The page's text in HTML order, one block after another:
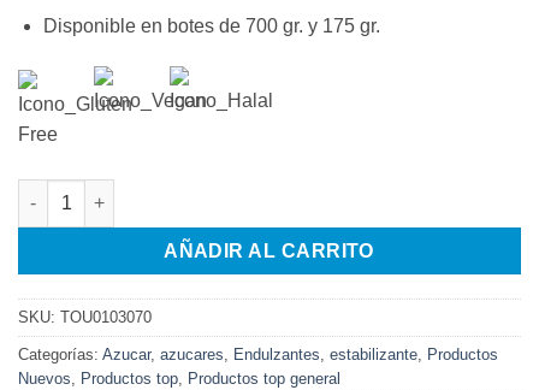
Disponible en botes de 700 gr. y 175 gr.
XYLITOL TOUFOOD 700 G cantidad
AÑADIR AL CARRITO
SKU: TOU0103070
Categorías: Azucar, azucares, Endulzantes, estabilizante, Productos
Nuevos, Productos top, Productos top general